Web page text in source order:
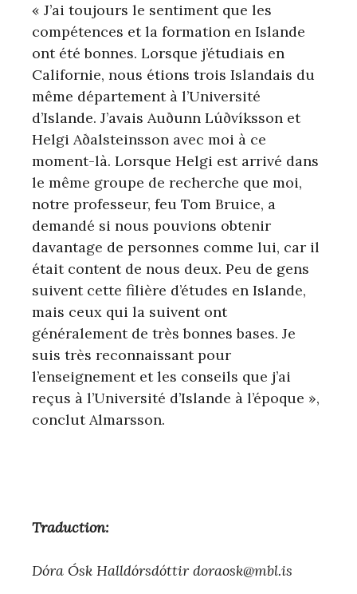
« J’ai toujours le sentiment que les
compétences et la formation en Islande
ont été bonnes. Lorsque j’étudiais en
Californie, nous étions trois Islandais du
même département à l’Université
d’Islande. J’avais Auðunn Lúðvíksson et
Helgi Aðalsteinsson avec moi à ce
moment-là. Lorsque Helgi est arrivé dans
le même groupe de recherche que moi,
notre professeur, feu Tom Bruice, a
demandé si nous pouvions obtenir
davantage de personnes comme lui, car il
était content de nous deux. Peu de gens
suivent cette filière d’études en Islande,
mais ceux qui la suivent ont
généralement de très bonnes bases. Je
suis très reconnaissant pour
l’enseignement et les conseils que j’ai
reçus à l’Université d’Islande à l’époque »,
conclut Almarsson.
Traduction:
Dóra Ósk Halldórsdóttir doraosk@mbl.is